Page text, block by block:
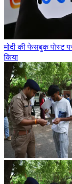
मोदी की फेसबुक पोस्ट
किया